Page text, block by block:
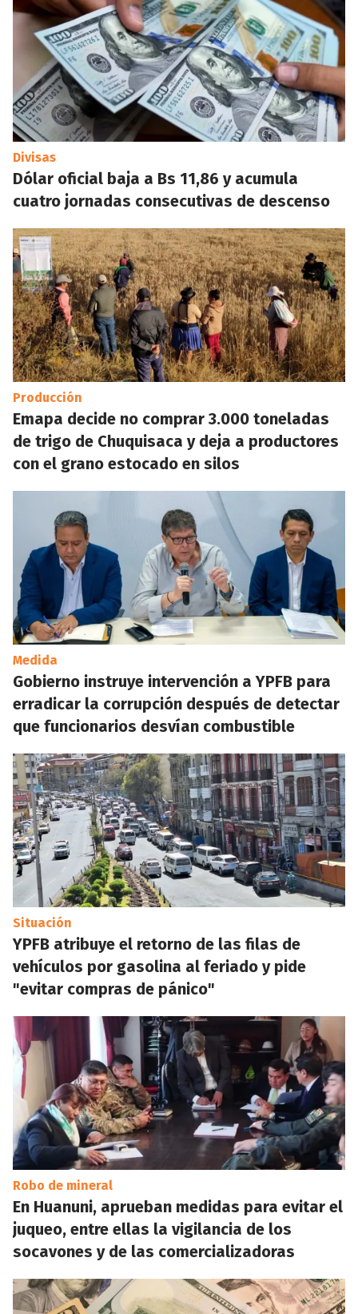
Divisas
Dólar oficial baja a Bs 11,86 y acumula
cuatro jornadas consecutivas de descenso
Producción
Emapa decide no comprar 3.000 toneladas
de trigo de Chuquisaca y deja a productores
con el grano estocado en silos
Medida
Gobierno instruye intervención a YPFB para
erradicar la corrupción después de detectar
que funcionarios desvían combustible
Situación
YPFB atribuye el retorno de las filas de
vehículos por gasolina al feriado y pide
"evitar compras de pánico"
Robo de mineral
En Huanuni, aprueban medidas para evitar el
juqueo, entre ellas la vigilancia de los
socavones y de las comercializadoras